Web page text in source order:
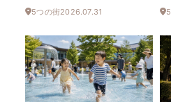
2026.07.31
5つの街